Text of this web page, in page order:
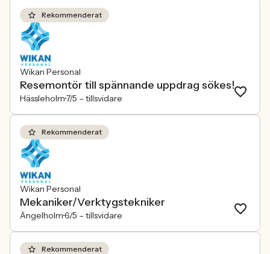
Rekommenderat
Wikan Personal
Resemontör till spännande uppdrag sökes!
Hässleholm7/5 – tillsvidare
Rekommenderat
Wikan Personal
Mekaniker/Verktygstekniker
Ängelholm6/5 – tillsvidare
Rekommenderat